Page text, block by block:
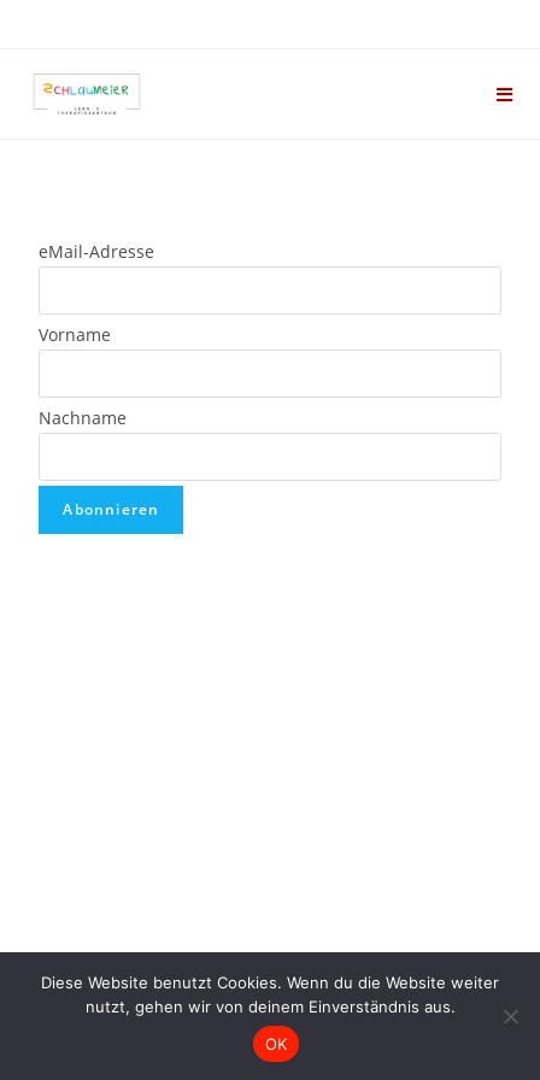
eMail-Adresse
Vorname
Nachname
Diese Website benutzt Cookies. Wenn du die Website weiter
nutzt, gehen wir von deinem Einverständnis aus.
OK